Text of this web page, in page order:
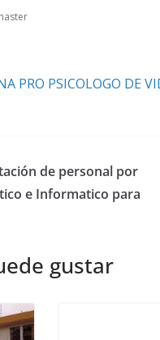
PRO PSICOLOGO DE
de personal por
e Informatico para
gustar